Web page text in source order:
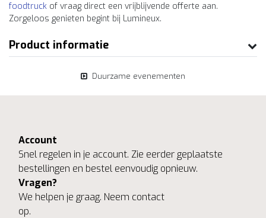
foodtruck of vraag direct een vrijblijvende offerte aan.
Zorgeloos genieten begint bij Lumineux.
Product informatie
Duurzame evenementen
Account
Snel regelen in je account. Zie eerder geplaatste
bestellingen en bestel eenvoudig opnieuw.
Vragen?
We helpen je graag. Neem contact
op.